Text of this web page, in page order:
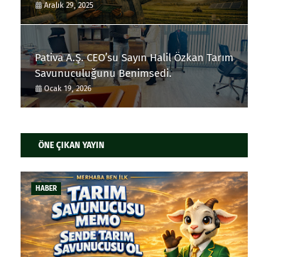
Aralık 29, 2025
Pativa A.Ş. CEO’su Sayın Halil Özkan Tarım
Savunuculuğunu Benimsedi.
Ocak 19, 2026
ÖNE ÇIKAN YAYIN
HABER